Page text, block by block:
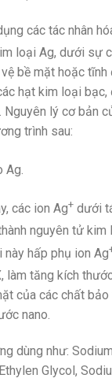
các tác nhân
loại Ag, dưới sự
bề mặt hoặc
hạt kim loại
Nguyên lý cơ bản
trình sau:
Ag.
các ion Ag+ dưới
nguyên tử kim
hấp phụ ion Ag
làm tăng kích
của các chất bảo
nano.
dùng như: Sodium
Glycol,